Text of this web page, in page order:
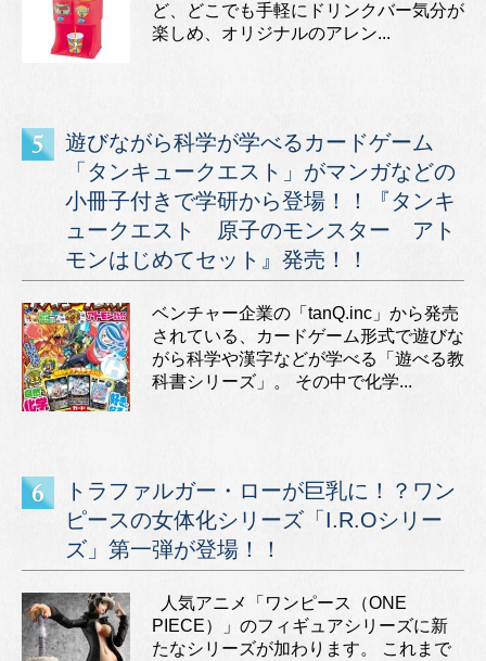
ど、どこでも手軽にドリンクバー気分が
楽しめ、オリジナルのアレン...
遊びながら科学が学べるカードゲーム
「タンキュークエスト」がマンガなどの
小冊子付きで学研から登場！！『タンキ
ュークエスト 原子のモンスター アト
モンはじめてセット』発売！！
ベンチャー企業の「tanQ.inc」から発売
されている、カードゲーム形式で遊びな
がら科学や漢字などが学べる「遊べる教
科書シリーズ」。 その中で化学...
トラファルガー・ローが巨乳に！？ワン
ピースの女体化シリーズ「I.R.Oシリー
ズ」第一弾が登場！！
人気アニメ「ワンピース（ONE
PIECE）」のフィギュアシリーズに新
たなシリーズが加わります。 これまで